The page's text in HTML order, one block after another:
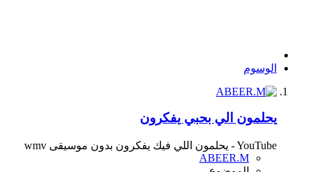
الوسوم
يحلمون الي بحبي يفكرون
‫يحلمون اللي فيك يفكرون بدون موسيقى wmv‬‎ - YouTube
ABEER.M